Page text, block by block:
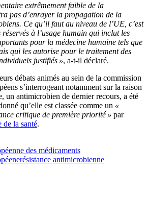
extrêmement faible de la
pas d’enrayer la propagation de la
Ce qu’il faut au niveau de l’UE, c’est
à l’usage humain qui inclut les
pour la médecine humaine tels que
qui les autorise pour le traitement des
justifiés », a-t-il déclaré.
débats animés au sein de la commission
s’interrogeant notamment sur la raison
un antimicrobien de dernier recours, a été
qu’elle est classée comme un «
critique de première priorité » par
de la santé.
des médicaments
résistance antimicrobienne